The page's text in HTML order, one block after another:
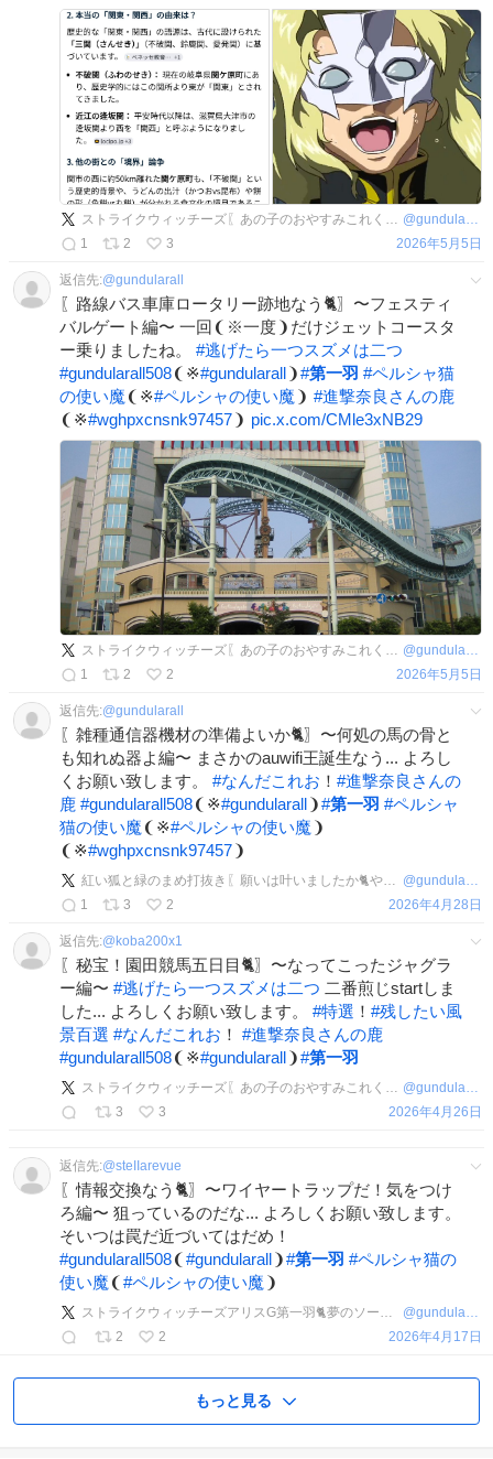
ストライクウィッチーズ〖あの子のおやすみこれくしょん第一羽🐈〗〜雁淵孝美妹大好き王国にようこそ！〜 @gundularall508
1
2 3 2026年5月5日
返信先:@gundularall
〖路線バス車庫ロータリー跡地なう🐈〗〜フェスティ
バルゲート編〜 一回❨※一度❩だけジェットコースタ
ー乗りましたね。 #逃げたら一つスズメは二つ
#gundularall508❨※#gundularall❩#第一羽 #ペルシャ猫
の使い魔 ❨※#ペルシャの使い魔 ❩ #進撃奈良さんの鹿
❨※#wghpxcnsnk97457❩ pic.x.com/CMle3xNB29
ストライクウィッチーズ〖あの子のおやすみこれくしょん第一羽🐈〗〜雁淵孝美妹大好き王国にようこそ！〜 @gundularall508
1
2 2 2026年5月5日
返信先:@gundularall
〖雑種通信器機材の準備よいか🐈〗〜何処の馬の骨と
も知れぬ器よ編〜 まさかのauwifi王誕生なう... よろし
くお願い致します。 #なんだこれお ！ #進撃奈良さんの
鹿 #gundularall508❨※#gundularall❩#第一羽 #ペルシャ
猫の使い魔 ❨※#ペルシャの使い魔 ❩
❨※#wghpxcnsnk97457❩
紅い狐と緑のまめ打抜き〖願いは叶いましたか🐈やってみなくちゃ叶わない〗〜大好きなのはひまわり羽編〜 @gundularall508
1
3 2 2026年4月28日
返信先:@ koba200x1
〖秘宝！園田競馬五日目🐈〗〜なってこったジャグラ
ー編〜 #逃げたら一つスズメは二つ 二番煎じstartしま
した... よろしくお願い致します。 #特選 ！ #残したい風
景百選 #なんだこれお ！ #進撃奈良さんの鹿
#gundularall508❨※#gundularall❩#第一羽
ストライクウィッチーズ〖あの子のおやすみこれくしょん第一羽🐈〗〜雁淵孝美妹大好き王国にようこそ！〜 @gundularall508
3
3 2026年4月26日
返信先:@steIIarevue
〖情報交換なう🐈〗〜ワイヤートラップだ！気をつけ
ろ編〜 狙っているのだな... よろしくお願い致します。
そいつは罠だ近づいてはだめ！
#gundularall508❨#gundularall❩#第一羽 #ペルシャ猫の
使い魔 ❨#ペルシャの使い魔 ❩
ストライクウィッチーズアリスG第一羽🐈夢のソーラーアーク解体はじまる雁淵孝美妹大好き王国にようこそ @gundularall508
2
2 2026年4月17日
もっと見る